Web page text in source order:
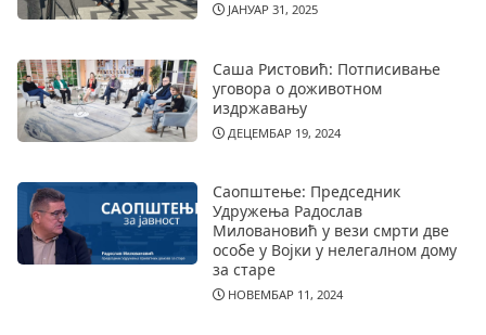
ЈАНУАР 31, 2025
Саша Ристовић: Потписивање
уговора о доживотном
издржавању
ДЕЦЕМБАР 19, 2024
Саопштење: Председник
Удружења Радослав
Миловановић у вези смрти две
особе у Војки у нелегалном дому
за старе
НОВЕМБАР 11, 2024